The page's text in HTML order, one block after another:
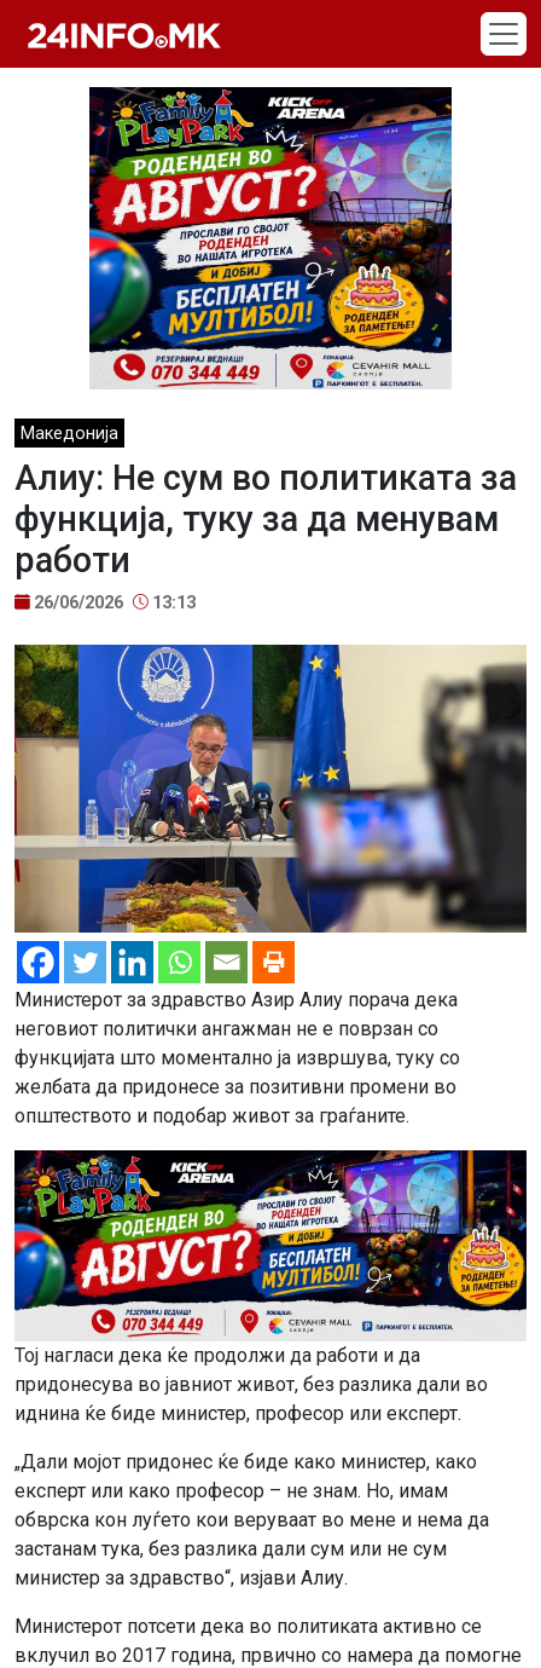
Македонија
Алиу: Не сум во политиката за
функција, туку за да менувам
работи
26/06/2026 13:13
Министерот за здравство Азир Алиу порача дека
неговиот политички ангажман не е поврзан со
функцијата што моментално ја извршува, туку со
желбата да придонесе за позитивни промени во
општеството и подобар живот за граѓаните.
Тој нагласи дека ќе продолжи да работи и да
придонесува во јавниот живот, без разлика дали во
иднина ќе биде министер, професор или експерт.
„Дали мојот придонес ќе биде како министер, како
експерт или како професор – не знам. Но, имам
обврска кон луѓето кои веруваат во мене и нема да
застанам тука, без разлика дали сум или не сум
министер за здравство“, изјави Алиу.
Министерот потсети дека во политиката активно се
вклучил во 2017 година, првично со намера да помогне